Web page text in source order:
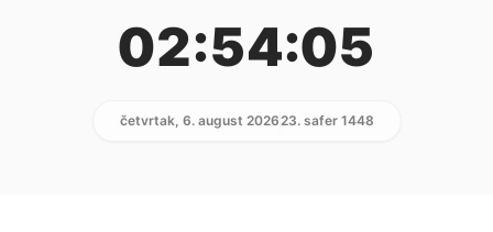
02:54:05
četvrtak, 6. august 202623. safer 1448